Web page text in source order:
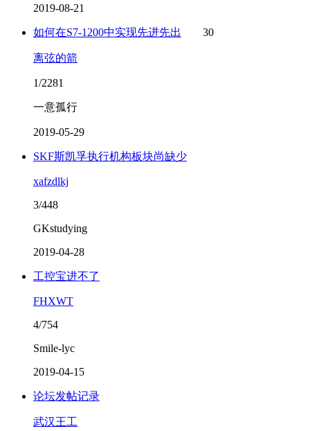
2019-08-21
如何在S7-1200中实现先进先出 30
离弦的箭
1/2281
一意孤行
2019-05-29
SKF斯凯孚执行机构板块尚缺少
xafzdlkj
3/448
GKstudying
2019-04-28
工控宝进不了
FHXWT
4/754
Smile-lyc
2019-04-15
论坛发帖记录
武汉王工